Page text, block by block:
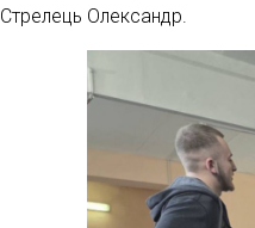
Стрелець Олександр.